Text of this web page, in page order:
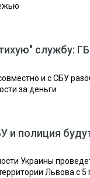
службу:
и с СБУ
за деньги
и полиция
Украины
Львова с